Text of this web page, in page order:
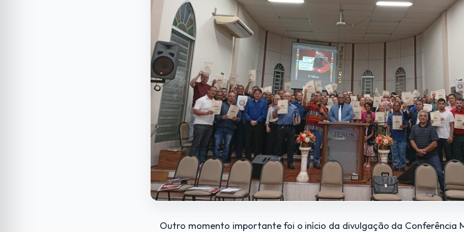
Outro momento importante foi o início da divulgação da Conferência